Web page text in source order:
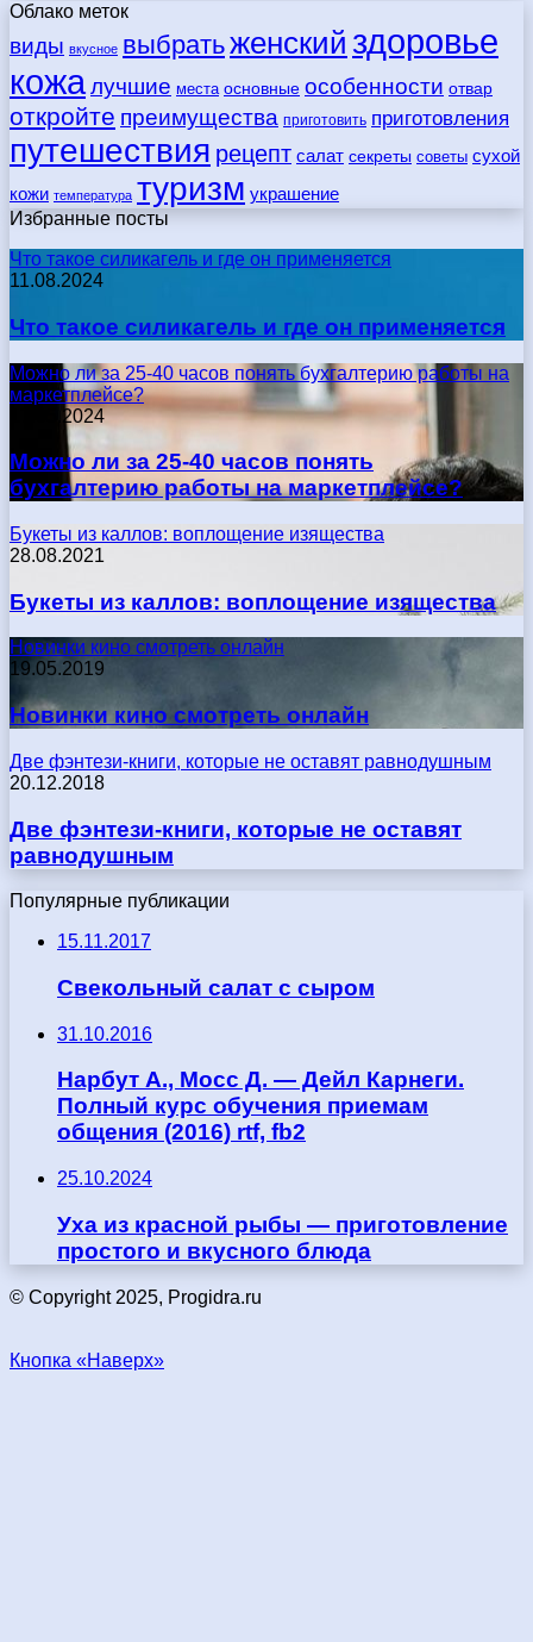
Облако меток
виды вкусное выбратьженский здоровье
кожалучшие места основные особенности отвар
откройте преимущества приготовить приготовления
путешествия рецепт салат секреты советы сухой
кожи температура туризм украшение
Избранные посты
Что такое силикагель и где он применяется
11.08.2024
Что такое силикагель и где он применяется
Можно ли за 25-40 часов понять бухгалтерию работы на
маркетплейсе?
17.05.2024
Можно ли за 25-40 часов понять
бухгалтерию работы на маркетплейсе?
Букеты из каллов: воплощение изящества
28.08.2021
Букеты из каллов: воплощение изящества
Новинки кино смотреть онлайн
19.05.2019
Новинки кино смотреть онлайн
Две фэнтези-книги, которые не оставят равнодушным
20.12.2018
Две фэнтези-книги, которые не оставят
равнодушным
Популярные публикации
15.11.2017
Свекольный салат с сыром
31.10.2016
Нарбут А., Мосс Д. — Дейл Карнеги.
Полный курс обучения приемам
общения (2016) rtf, fb2
25.10.2024
Уха из красной рыбы — приготовление
простого и вкусного блюда
© Copyright 2025, Progidra.ru
Кнопка «Наверх»